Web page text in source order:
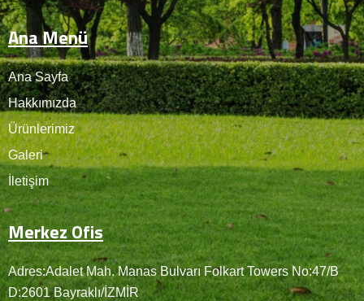
Ana Menü
Ana Sayfa
Hakkımızda
Ürünlerimiz
Galeri
İletişim
Merkez Ofis
Adres:Adalet Mah. Manas Bulvarı Folkart Towers No:47/B
D:2601 Bayraklı/İZMİR